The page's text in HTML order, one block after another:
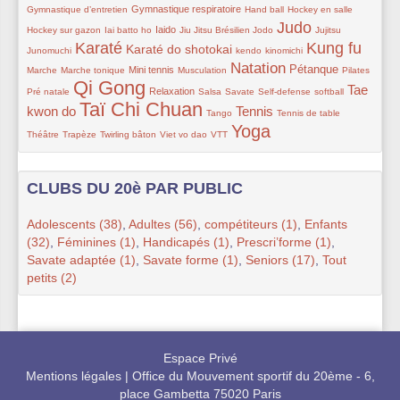
Gymnastique d’entretien
80/319 Gymnastique respiratoire
45/319 Hand ball
41/319 Hockey en salle
41/319
Hockey sur gazon
8/319 Iai batto ho
91/319 Iaido
41/319 Jiu Jitsu Brésilien
35/319 Jodo
228/319 Judo
46/319 Jujitsu
32/319
Junomuchi
236/319 Karaté
159/319 Karaté do shotokai
32/319 kendo
32/319 kinomichi
239/319 Kung fu
11/319
Marche
23/319Marche tonique
95/319 Mini tennis
51/319 Musculation
221/319 Natation
115/319 Pétanque
27/319 Pilates
42/319
Pré natale
319/319 Qi Gong
96/319 Relaxation
22/319 Salsa
35/319 Savate
49/319 Self-defense
24/319 softball
189/319
Tae
kwon do
313/319 Taï Chi Chuan
22/319 Tango
180/319 Tennis
28/319 Tennis de table
65/319
Théâtre
36/319Trapèze
38/319 Twirling bâton
59/319 Viet vo dao
11/319 VTT
263/319 Yoga
CLUBS DU 20è PAR PUBLIC
Adolescents (38) Adultes (56) compétiteurs (1)
Enfants
(32)
Féminines (1) Handicapés (1) Prescri’forme (1)
Savate adaptée (1)
Savate forme (1) Seniors (17) Tout
petits (2)
Espace Privé
Mentions légales| Office du Mouvement sportif du 20ème - 6,
place Gambetta 75020 Paris